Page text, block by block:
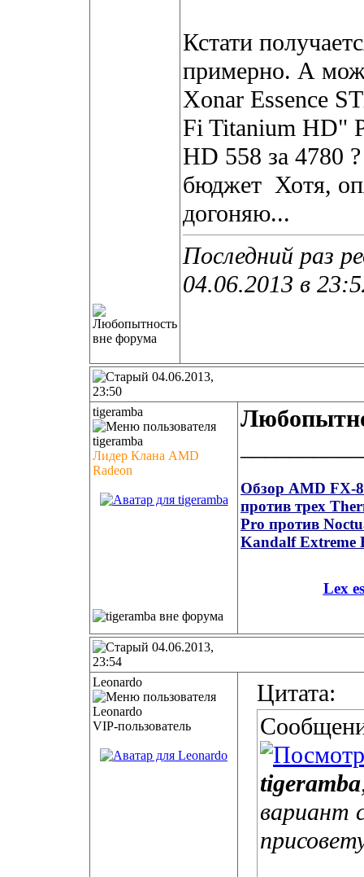
Кстати
примерно. А
Xonar Essence
Fi Titanium HD"
HD 558 за 4780
бюджет Хотя,
догоняю...
Последний раз
04.06.2013 в
04.06.2013,
23:50
tigeramba
Лидер Клана AMD
Radeon
Обзор AMD FX-
против трех
Pro против
Kandalf Extreme
Lex
04.06.2013,
23:54
Leonardo
VIP-пользователь
Цитата:
tigeramba
вариант